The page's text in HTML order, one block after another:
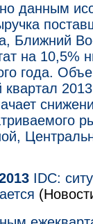
данным
Ближний
на 10,5%
года.
квартал
IDC: